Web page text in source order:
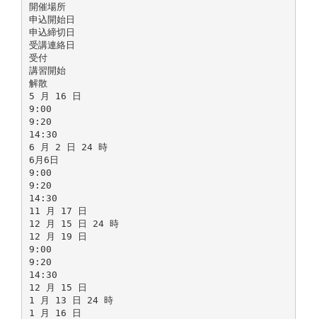
開催場所
申込開始日
申込締切日
受講連絡日
受付
講習開始
解散
5 月 16 日
9:00
9:20
14:30
6 月 2 日 24 時
6月6日
9:00
9:20
14:30
11 月 17 日
12 月 15 日 24 時
12 月 19 日
9:00
9:20
14:30
12 月 15 日
1 月 13 日 24 時
1 月 16 日